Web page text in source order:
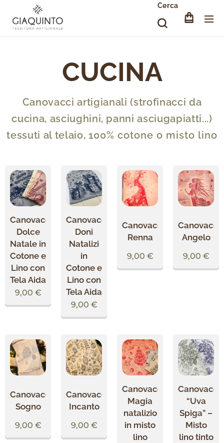
Cerca
CUCINA
Canovacci artigianali (strofinacci da
cucina, asciughini, panni asciugapiatti...)
tessuti al telaio, 100% cotone o misto lino
Canovaccio
Dolce
Natale in
Cotone e
Lino con
Tela Aida
9,00 €
Canovaccio
Doni
Natalizi
in
Cotone e
Lino con
Tela Aida
9,00 €
Canovaccio
Renna
9,00 €
Angelo
9,00 €
Canovaccio
Sogno
9,00 €
Canovaccio
Incanto
9,00 €
Canovaccio
Magia
natalizio
in misto
lino
“Uva
Spiga” –
Misto
lino tinto